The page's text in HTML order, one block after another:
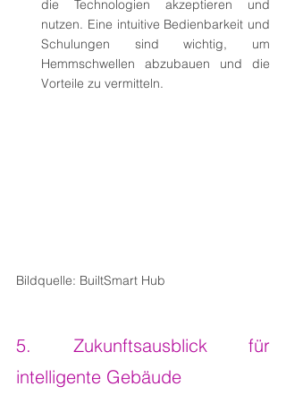
die Technologien akzeptieren und
nutzen. Eine intuitive Bedienbarkeit und
Schulungen sind wichtig, um
Hemmschwellen abzubauen und die
Vorteile zu vermitteln.
Bildquelle: BuiltSmart Hub
5. Zukunftsausblick für
intelligente Gebäude